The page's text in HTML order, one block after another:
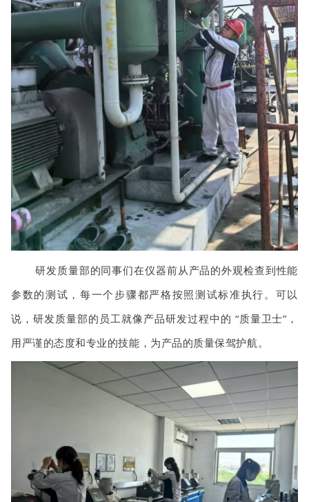
研发质量部的同事们在仪器前从产品的外观检查到性能
参数的测试，每一个步骤都严格按照测试标准执行。可以
说，研发质量部的员工就像产品研发过程中的 “质量卫士”，
用严谨的态度和专业的技能，为产品的质量保驾护航。